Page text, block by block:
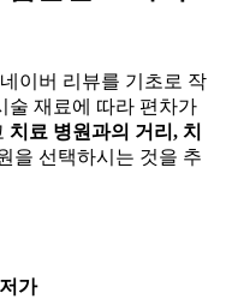
이버 리뷰를 기초로 작
술 재료에 따라 편차가
치료 병원과의 거리, 치
을 선택하시는 것을 추
가